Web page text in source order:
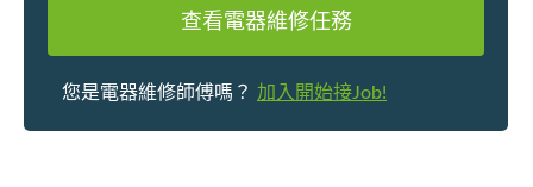
查看電器維修任務
您是電器維修師傅嗎？ 加入開始接Job!